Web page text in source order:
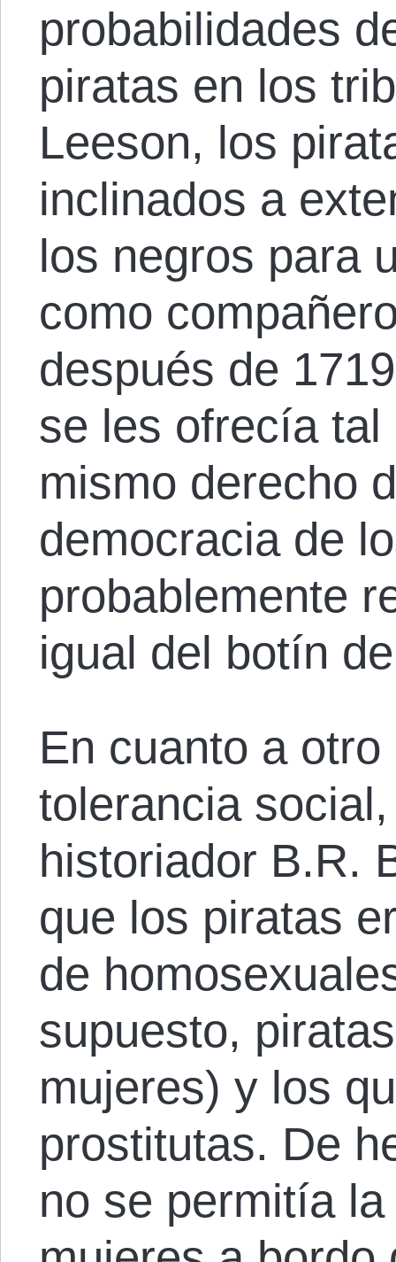
probabilidades
piratas en los
Leeson, los
inclinados a
los negros para
como
después de
se les ofrecía
mismo derecho
democracia de
probablemente
igual del botín
En cuanto a
tolerancia
historiador B.R.
que los piratas
de
supuesto,
mujeres) y los
prostitutas. De
no se permitía